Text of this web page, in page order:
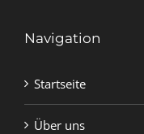
Navigation
Startseite
Über uns